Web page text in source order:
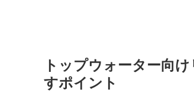
トップウォーター向
すポイント